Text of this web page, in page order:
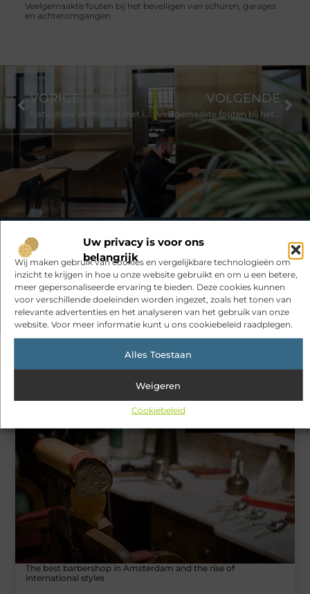
Uw privacy is voor ons
belangrijk
Wij maken gebruik van cookies en vergelijkbare technologieën om
inzicht te krijgen in hoe u onze website gebruikt en om u een betere,
meer gepersonaliseerde ervaring te bieden. Deze cookies kunnen
voor verschillende doeleinden worden ingezet, zoals het tonen van
relevante advertenties en het analyseren van het gebruik van onze
website. Voor meer informatie kunt u ons cookiebeleid raadplegen.
Alles Toestaan
Weigeren
Cookiebeleid
Veelgemaakte fouten bij het beveiligen van schuren, garages
en achteromgangen
Had je deze artikelen al bekeken?
Ontdek de boeiende en interessante verhalen die wij voor je in
petto hebben en mis onze artikelen niet. Duik in diverse
onderwerpen en blijf op de hoogte!
VORIGE
Natuurlijke verfrissing met injectables zonder gemaakt effect
VOLGENDE
Veelgemaakte fouten bij het beveiligen van schuren, garages en achteromgangen
Gerelateerde artikelen
interesseren
The best barbershop in Amsterdam and the rise of
international styles